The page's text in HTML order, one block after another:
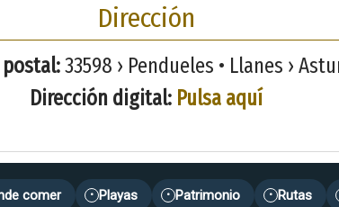
Dirección
33598 › Pendueles • Llanes ›
Dirección digital: Pulsa aquí
comer • Playas • Patrimonio • Rutas